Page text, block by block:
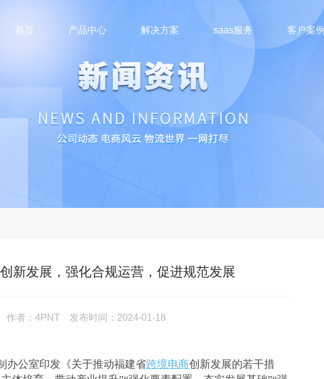
首页 产品中心 解决方案 saas服务 客户案例
新发展，强化合规运营，促进规范发展
作者：4PNT 发布时间：2024-01-18
办公室印发《关于推动福建省跨境电商创新发展的若干措